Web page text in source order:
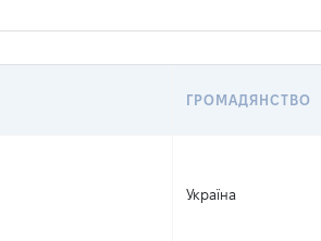
ГРОМАДЯНСТВО
Україна